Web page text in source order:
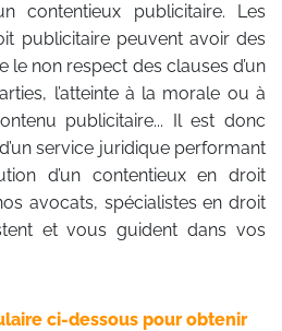
contentieux publicitaire. Les
publicitaire peuvent avoir des
le non respect des clauses d’un
l’atteinte à la morale ou à
publicitaire... Il est donc
service juridique performant
d’un contentieux en droit
avocats, spécialistes en droit
et vous guident dans vos
ci-dessous pour obtenir